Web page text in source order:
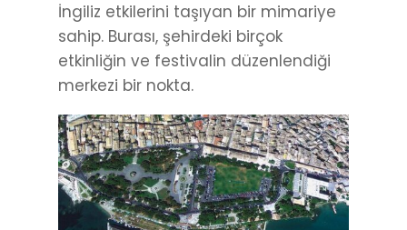
İngiliz etkilerini taşıyan bir mimariye
sahip. Burası, şehirdeki birçok
etkinliğin ve festivalin düzenlendiği
merkezi bir nokta.